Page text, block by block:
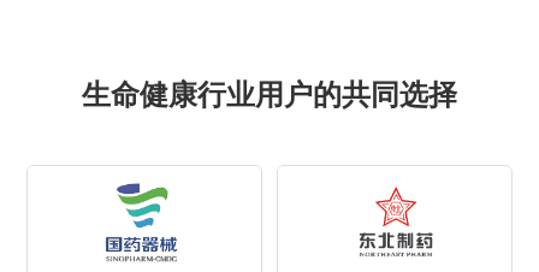
生命健康行业用户的共同选择